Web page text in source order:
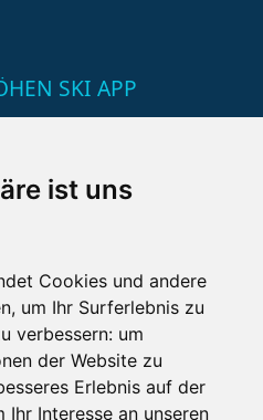
ist uns
Cookies und andere
um Ihr Surferlebnis zu
verbessern: um
der Website zu
Erlebnis auf der
Ihr Interesse an unseren
SKI APP
Datenschutz